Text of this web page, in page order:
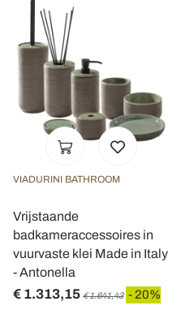
VIADURINI BATHROOM
Vrijstaande
badkameraccessoires in
vuurvaste klei Made in Italy
- Antonella
€ 1.313,15 € 1.641,43 - 20%